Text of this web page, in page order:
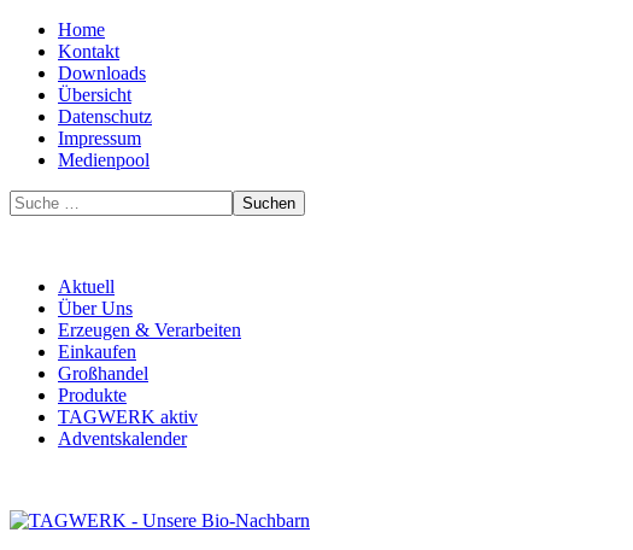
Home
Kontakt
Downloads
Übersicht
Datenschutz
Impressum
Medienpool
Suchen
Aktuell
Über Uns
Erzeugen & Verarbeiten
Einkaufen
Großhandel
Produkte
TAGWERK aktiv
Adventskalender